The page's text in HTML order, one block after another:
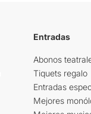
Entradas
Abonos
Tiquets regalo
Entradas
Mejores